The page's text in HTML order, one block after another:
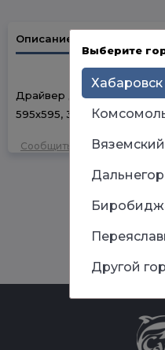
Описание
Драйвер для
595х595, 36 Вт, ЭMC
Сообщить об ошибке
Выберите
Хабаровск
Вяземский
Другой